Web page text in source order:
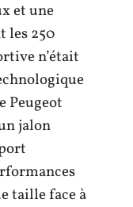
et une
les 250
n’était
Peugeot
jalon
taille face à